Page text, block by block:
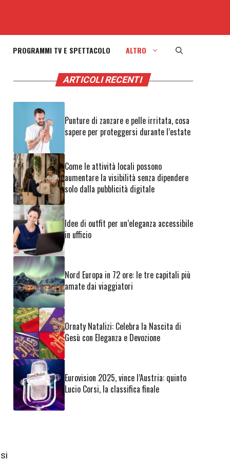
PROGRAMMI TV E SPETTACOLO ALTRO
ARTICOLI RECENTI
Punture di zanzare e pelle irritata, cosa
sapere per proteggersi durante l’estate
Come le attività locali possono
aumentare la visibilità senza dipendere
solo dalla pubblicità digitale
Idee di outfit per un’eleganza accessibile
in ufficio
Nord Europa in 72 ore: le tre capitali più
amate dai viaggiatori
Ornaty Natalizi: Celebra la Nascita di
Gesù con Eleganza e Devozione
Eurovision 2025, vince l’Austria: quinto
Lucio Corsi, la classifica finale